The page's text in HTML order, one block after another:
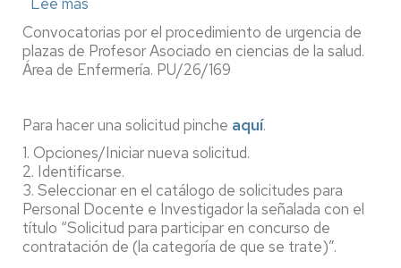
Convocatoria
plaza
PU/26/169.
en
ciencias
de
la
salud.
Área
Convocatorias por el procedimiento de urgencia de
plazas de Profesor Asociado en ciencias de la salud.
Área de Enfermería. PU/26/169
Para hacer una solicitud pinche aquí.
1. Opciones/Iniciar nueva solicitud.
2. Identificarse.
3. Seleccionar en el catálogo de solicitudes para
Personal Docente e Investigador la señalada con el
título “Solicitud para participar en concurso de
contratación de (la categoría de que se trate)”.